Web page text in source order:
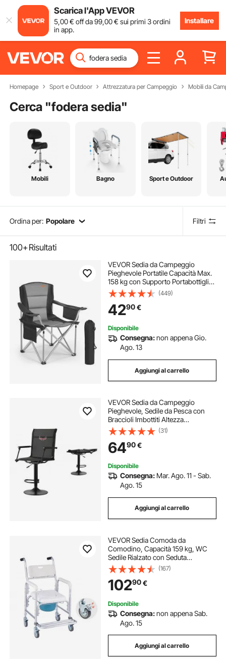
Scarica l'App VEVOR
5,00€ off da99,00€ sui primi 3 ordini
in app.
Installare
Homepage Sport e Outdoor Attrezzatura per Campeggio Mobili da
Cerca "fodera sedia"
Mobili Bagno Sport e Outdoor
Ordina per: Popolare Filtri
100+Risultati
VEVOR Sedia da Campeggio
Pieghevole Portatile Capacità Max.
158 kg con Supporto Portabottiglia
in Tessuto Oxford, Sedia da
Campeggio Esterno 980 x 630 x
990 mm per Campeggio Picnic
Portatile 5,7 kg
(449)
4290€
Disponibile
Consegna:non appena Gio.
Ago. 13
Aggiungi al carrello
VEVOR Sedia da Campeggio
Pieghevole, Sedile da Pesca con
Braccioli Imbottiti Altezza
Regolabile, Sedia da Giardino
Capacità di Carico 136 kg,
Rotazione 360°, Sgabello per
Picnic, Pesca all'Aperto
(31)
6490€
Disponibile
Consegna: Mar. Ago. 11 - Sab.
Ago. 15
Aggiungi al carrello
VEVOR Sedia Comoda da
Comodino, Capacità 159 kg, WC
Sedile Rialzato con Seduta
Poggiapiedi Ribaltabile e Schienale
Imbottiti, Secchio Staccabile 5 L,
Sedia a Rotelle da Doccia per
Anziani
(167)
10290€
Disponibile
Consegna:non appena Sab.
Ago. 15
Aggiungi al carrello